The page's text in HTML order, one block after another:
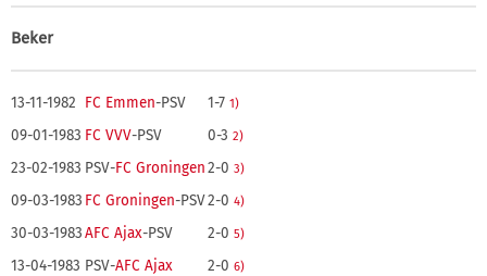
Beker
13-11-1982 FC Emmen-PSV 1-7 1)
09-01-1983 FC VVV-PSV 0-3 2)
23-02-1983 PSV-FC Groningen2-0 3)
09-03-1983 FC Groningen-PSV2-0 4)
30-03-1983AFC Ajax-PSV 2-0 5)
13-04-1983 PSV-AFC Ajax 2-0 6)